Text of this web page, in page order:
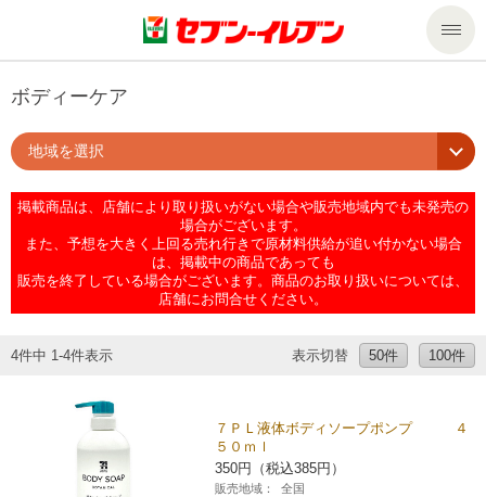
商品のご案内
商品のご案内トップ
今週の新商品
来週の新商品
セール・キャンペーン
サービス
サービストップ
マルチコピー機でできることトップ
便利なサービス
企業情報
ニュースリリース
サステナビリティ
サステナビリティトップ
ボディーケア
地域を選択
掲載商品は、店舗により取り扱いがない場合や販売地域内でも未発売の
場合がございます。
また、予想を大きく上回る売れ行きで原材料供給が追い付かない場合
は、掲載中の商品であっても
販売を終了している場合がございます。商品のお取り扱いについては、
店舗にお問合せください。
4件中 1-4件表示 表示切替 50件 100件
７ＰＬ液体ボディソープポンプ ４
５０ｍｌ
350円（税込385円）
販売地域： 全国